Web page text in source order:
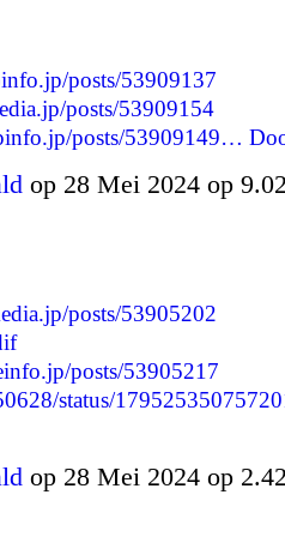
posts/53909137
posts/53909154
posts/53909149…
op 28 Mei 2024 op
posts/53905202
posts/53905217
status/
op 28 Mei 2024 op